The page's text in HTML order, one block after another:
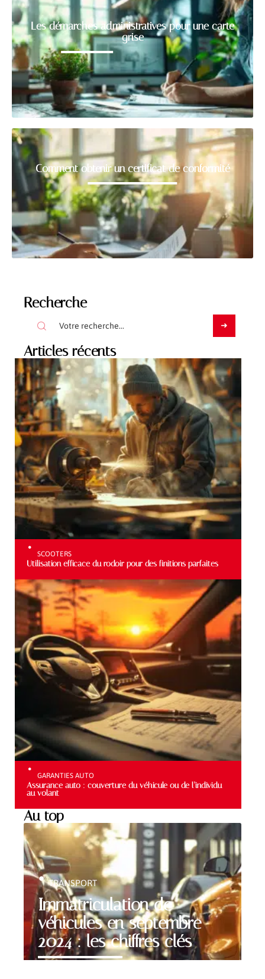
Les démarches administratives pour une carte
grise
Comment obtenir un certificat de conformité
Recherche
Articles récents
SCOOTERS
Utilisation efficace du rodoir pour des finitions parfaites
GARANTIES AUTO
Assurance auto : couverture du véhicule ou de l’individu
au volant
Au top
Immatriculation de
véhicules en septembre
2024 : les chiffres clés
TRANSPORT